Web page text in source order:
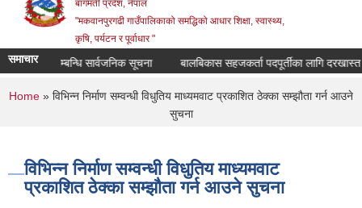
बागमती प्रदेश, नेपाल
"मकवानपुरगढी गाउँपालिकाको समद्धिको आधार शिक्षा, स्‍वास्‍थ्‍य,
कृषि, पर्यटन र पूर्वाधार "
समाचार
दर्ता सम्बन्धि सार्वजनिक सूचना बालबिकास सहजकर्ता पदपूर्तीका लागि दरखास्त
You are here
Home » विभिन्न निर्माण सम्वन्धी विधुतिय माध्यमवाट प्रकाशित ठेक्का सम्झौता गर्न आउने
सुचना
विभिन्न निर्माण सम्वन्धी विधुतिय माध्यमवाट
प्रकाशित ठेक्का सम्झौता गर्न आउने सुचना